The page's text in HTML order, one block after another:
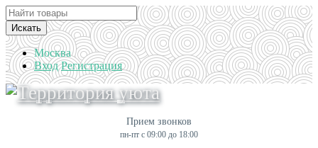
Искать
Москва
Вход Регистрация
Прием звонков
пн-пт с 09:00 до 18:00